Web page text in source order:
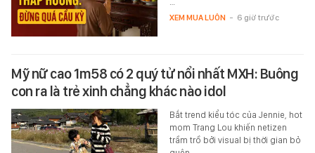
XEM MUA LUÔN - 6 giờ trước
Mỹ nữ cao 1m58 có 2 quý tử nổi nhất MXH: Buông
con ra là trẻ xinh chẳng khác nào idol
Bắt trend kiểu tóc của Jennie, hot
mom Trang Lou khiến netizen
trầm trồ bởi visual bị thời gian bỏ